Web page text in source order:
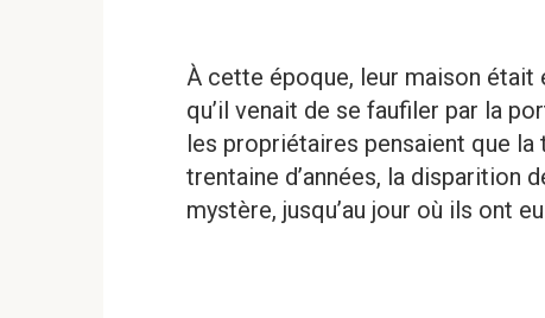
À cette époque, leur maison
qu’il venait de se faufiler par la
les propriétaires pensaient que la
trentaine d’années, la disparition
mystère, jusqu’au jour où ils ont